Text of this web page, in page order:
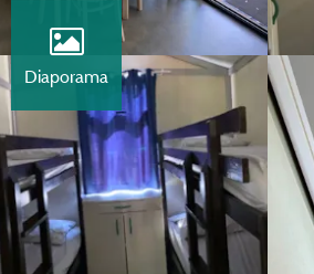
Diaporama